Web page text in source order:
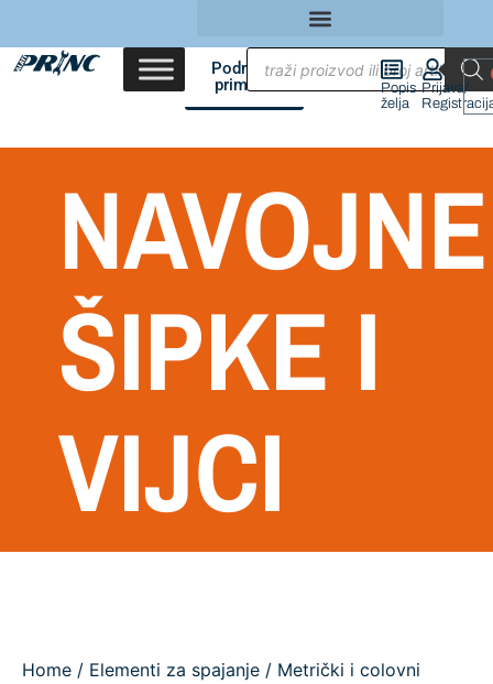
Područja
primene
Popis
želja
Prijava/
NAVOJNE
ŠIPKE I
VIJCI
Home / Elementi za spajanje / Metrički i colovni